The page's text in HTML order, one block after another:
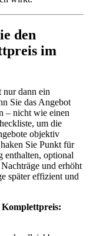
den
im
nur dann ein
Sie das Angebot
– nicht wie einen
um die
objektiv
Sie Punkt für
enthalten, optional
und erhöht
später effizient und